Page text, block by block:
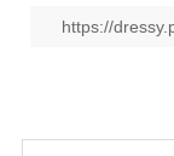
https://